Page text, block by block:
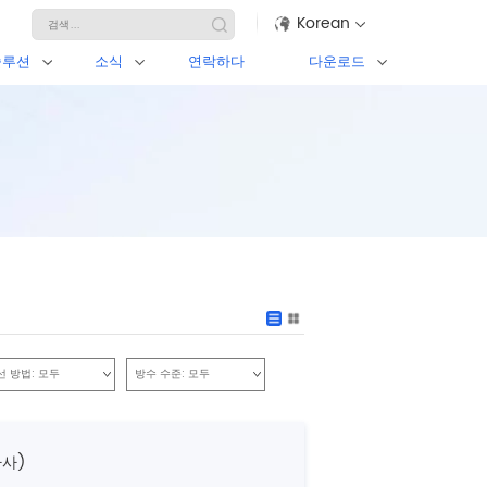
Korean
션 소식 연락하다 다운로드
방법: 모두 방수 수준: 모두
)